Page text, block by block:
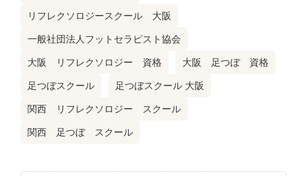
リフレクソロジースクール 大阪
一般社団法人フットセラピスト協会
大阪 リフレクソロジー 資格 大阪 足つぼ 資格
足つぼスクール 足つぼスクール 大阪
関西 リフレクソロジー スクール
関西 足つぼ スクール